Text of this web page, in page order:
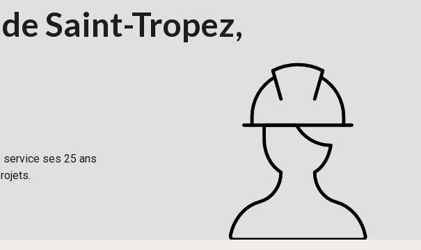
Saint-Tropez,
service ses 25 ans